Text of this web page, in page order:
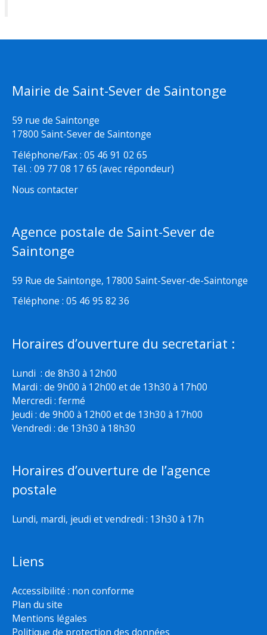
Mairie de Saint-Sever de Saintonge
59 rue de Saintonge
17800 Saint-Sever de Saintonge
Téléphone/Fax : 05 46 91 02 65
Tél. : 09 77 08 17 65 (avec répondeur)
Nous contacter
Agence postale de Saint-Sever de
Saintonge
59 Rue de Saintonge, 17800 Saint-Sever-de-Saintonge
Téléphone : 05 46 95 82 36
Horaires d’ouverture du secretariat :
Lundi : de 8h30 à 12h00
Mardi : de 9h00 à 12h00 et de 13h30 à 17h00
Mercredi : fermé
Jeudi : de 9h00 à 12h00 et de 13h30 à 17h00
Vendredi : de 13h30 à 18h30
Horaires d’ouverture de l’agence
postale
Lundi, mardi, jeudi et vendredi : 13h30 à 17h
Liens
Accessibilité : non conforme
Plan du site
Mentions légales
Politique de protection des données